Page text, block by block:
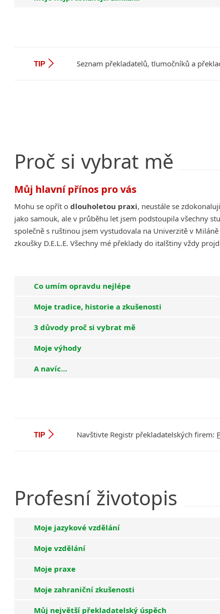
TIP Seznam překladatelů, tlumočníků a
Proč si vybrat mě
Můj hlavní přínos pro vás
Mohu se opřít odlouholetou praxi, neustále se
jako samouk, ale v průběhu let jsem podstoupila všechny
společně s ruštinou jsem vystudovala na Univerzitě v
zkoušky D.E.L.E. Všechny mé překlady do italštiny vždy
Co umím opravdu nejlépe
Moje tradice, historie a zkušenosti
3 důvody proč si vybrat mě
Moje výhody
A navíc…
TIP Navštivte Registr překladatelských firem:
Profesní životopis
Moje jazykové vzdělání
Moje vzdělání
Moje praxe
Moje zahraniční zkušenosti
Můj největší překladatelský úspěch